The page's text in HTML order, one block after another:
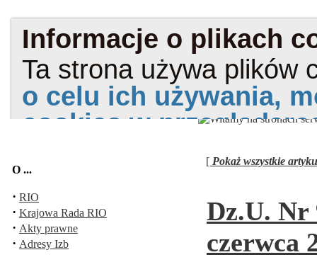
O ...
· RIO
· Krajowa Rada RIO
· Akty prawne
· Adresy Izb
[ Pokaż wszystkie
Dz.U. Nr
czerwca